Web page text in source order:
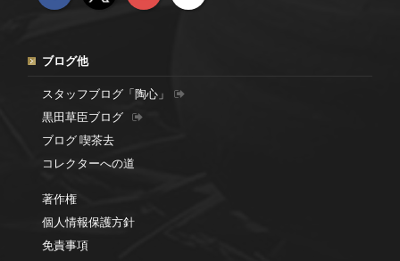
ブログ他
スタッフブログ「陶心」
黒田草臣ブログ
ブログ 喫茶去
コレクターへの道
著作権
個人情報保護方針
免責事項